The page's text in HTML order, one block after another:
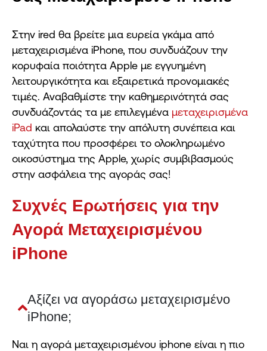
Στην ired θα βρείτε μια ευρεία γκάμα από
μεταχειρισμένα iPhone, που συνδυάζουν την
κορυφαία ποιότητα Apple με εγγυημένη
λειτουργικότητα και εξαιρετικά προνομιακές
τιμές. Αναβαθμίστε την καθημερινότητά σας
συνδυάζοντάς τα με επιλεγμένα μεταχειρισμένα
iPad και απολαύστε την απόλυτη συνέπεια και
ταχύτητα που προσφέρει το ολοκληρωμένο
οικοσύστημα της Apple, χωρίς συμβιβασμούς
στην ασφάλεια της αγοράς σας!
Συχνές Ερωτήσεις για την
Αγορά Μεταχειρισμένου
iPhone
Αξίζει να αγοράσω μεταχειρισμένο
iPhone;
Ναι η αγορά μεταχειρισμένου iphone είναι η πιο